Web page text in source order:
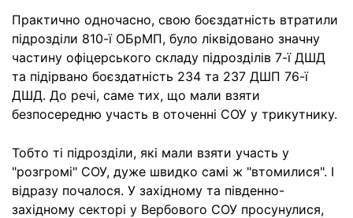
Практично одночасно, свою боєздатність втратили
підрозділи 810-ї ОБрМП, було ліквідовано значну
частину офіцерського складу підрозділів 7-ї ДШД
та підірвано боєздатність 234 та 237 ДШП 76-ї
ДШД. До речі, саме тих, що мали взяти
безпосередню участь в оточенні СОУ у трикутнику.
Тобто ті підрозділи, які мали взяти участь у
"розгромі" СОУ, дуже швидко самі ж "втомилися". І
відразу почалося. У західному та південно-
західному секторі у Вербового СОУ просунулися,